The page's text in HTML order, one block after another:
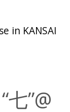
in KANSAI
”@